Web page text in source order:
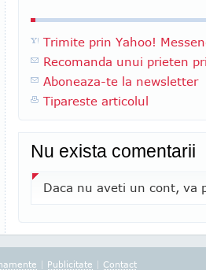
Trimite prin Yahoo!
Recomanda unui prieten
Aboneaza-te la newsletter
Tipareste articolul
Nu exista comentarii
Daca nu aveti un cont, va
| Publicitate | Contact